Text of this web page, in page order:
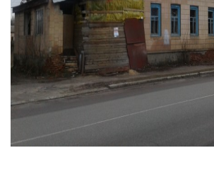
Тендери
Довідник
Контакти
Рекламні прайси